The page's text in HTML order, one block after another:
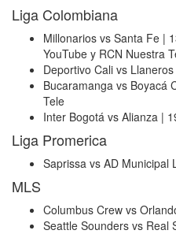
Liga Colombiana
Millonarios vs Santa Fe |
YouTube y RCN Nuestra
Deportivo Cali vs
Bucaramanga vs Boyacá
Tele
Inter Bogotá vs Alianza |
Liga Promerica
Saprissa vs AD Municipal
MLS
Columbus Crew vs
Seattle Sounders vs Real